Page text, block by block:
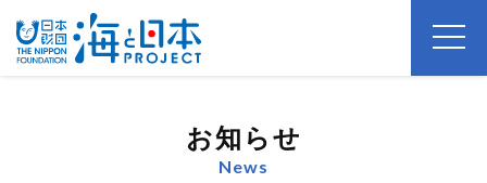
お知らせ
News